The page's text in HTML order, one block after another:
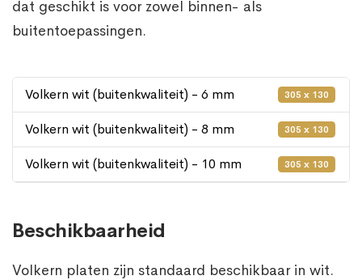
dat geschikt is voor zowel binnen- als
buitentoepassingen.
Volkern wit (buitenkwaliteit) - 6 mm 305 x 130
Volkern wit (buitenkwaliteit) - 8 mm 305 x 130
Volkern wit (buitenkwaliteit) - 10 mm 305 x 130
Beschikbaarheid
Volkern platen zijn standaard beschikbaar in wit.